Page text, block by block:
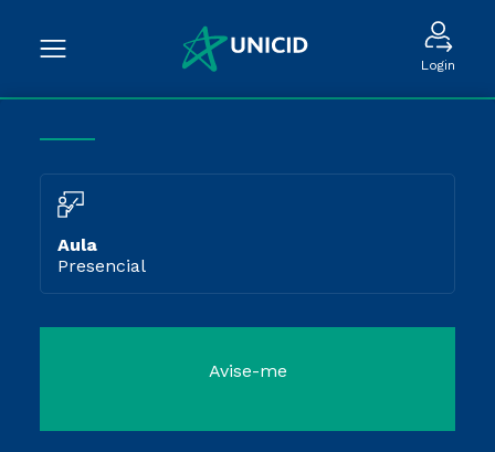
Login
Aula
Presencial
Avise-me